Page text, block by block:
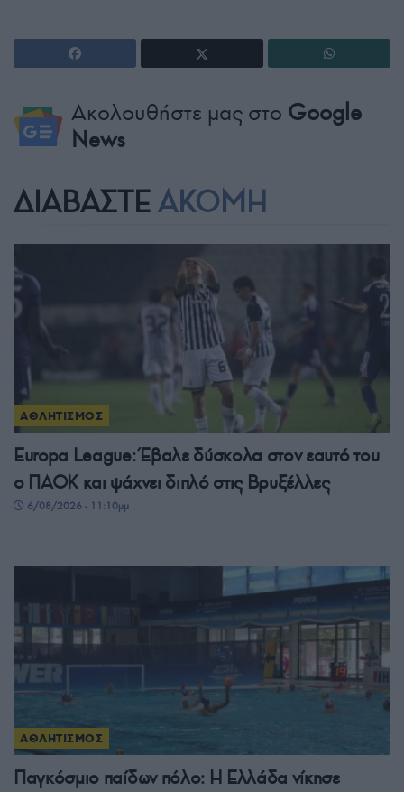
Ακολουθήστε μας στο Google
News
ΔΙΑΒΑΣΤΕ ΑΚΟΜΗ
ΑΘΛΗΤΙΣΜΟΣ
Europa League: Έβαλε δύσκολα στον εαυτό του
ο ΠΑΟΚ και ψάχνει διπλό στις Βρυξέλλες
6/08/2026 - 11:10μμ
ΑΘΛΗΤΙΣΜΟΣ
Παγκόσμιο παίδων πόλο: Η Ελλάδα νίκησε